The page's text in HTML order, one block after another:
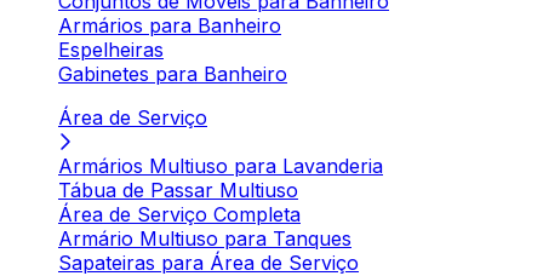
Armários para Banheiro
Espelheiras
Gabinetes para Banheiro
Área de Serviço
Armários Multiuso para Lavanderia
Tábua de Passar Multiuso
Área de Serviço Completa
Armário Multiuso para Tanques
Sapateiras para Área de Serviço